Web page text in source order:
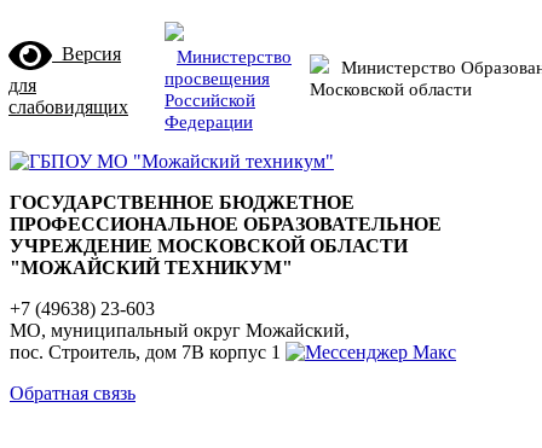
Версия
для
слабовидящих
Министерство
просвещения
Российской
Федерации
Министерство
Московской области
ГОСУДАРСТВЕННОЕ БЮДЖЕТНОЕ
ПРОФЕССИОНАЛЬНОЕ ОБРАЗОВАТЕЛЬНОЕ
УЧРЕЖДЕНИЕ МОСКОВСКОЙ ОБЛАСТИ
"МОЖАЙСКИЙ ТЕХНИКУМ"
+7 (49638) 23-603
МО, муниципальный округ Можайский,
пос. Строитель, дом 7В корпус 1
Обратная связь